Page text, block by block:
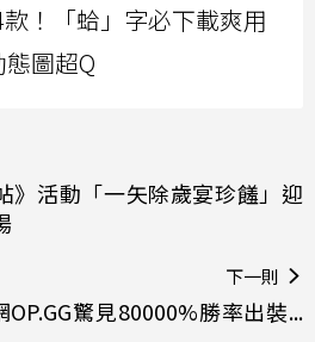
！「蛤」字必下載爽用
圖超Q
》活動「一矢除歲宴珍饈」迎
下一則
驚見80000%勝率出裝...